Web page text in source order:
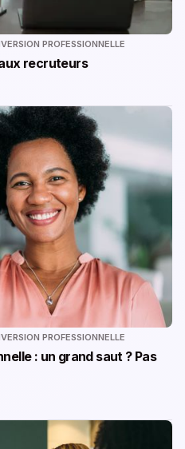
PROFESSIONNELLE
recruteurs
PROFESSIONNELLE
: un grand saut ? Pas